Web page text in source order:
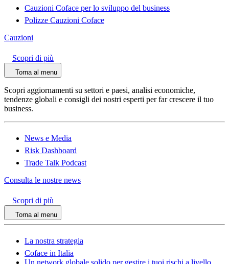
Cauzioni Coface per lo sviluppo del business
Polizze Cauzioni Coface
Cauzioni
Scopri di più
Torna al menu
Scopri aggiornamenti su settori e paesi, analisi economiche,
tendenze globali e consigli dei nostri esperti per far crescere il tuo
business.
News e Media
Risk Dashboard
Trade Talk Podcast
Consulta le nostre news
Scopri di più
Torna al menu
La nostra strategia
Coface in Italia
Un network globale solido per gestire i tuoi rischi a livello